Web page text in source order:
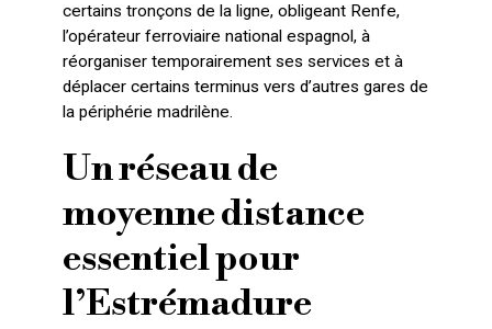
certains tronçons de la ligne, obligeant Renfe,
l’opérateur ferroviaire national espagnol, à
réorganiser temporairement ses services et à
déplacer certains terminus vers d’autres gares de
la périphérie madrilène.
Un réseau de
moyenne distance
essentiel pour
l’Estrémadure